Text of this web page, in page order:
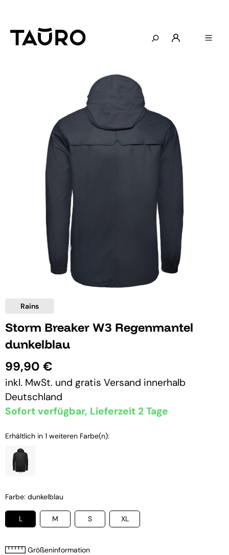
Rains
Storm Breaker W3 Regenmantel
dunkelblau
99,90 €
inkl. MwSt. und gratis Versand innerhalb
Deutschland
Sofort verfügbar, Lieferzeit 2 Tage
Erhältlich in 1 weiteren Farbe(n):
Farbe: dunkelblau
L M S XL
Größeninformation